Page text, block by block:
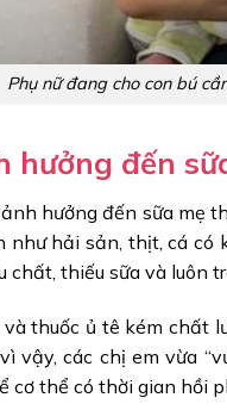
Phụ nữ đang cho con bú
hưởng đến
hưởng đến sữa mẹ
như hải sản, thịt, cá
chất, thiếu sữa và luôn
và thuốc ủ tê kém
vậy, các chị em vừa
cơ thể có thời gian hồi